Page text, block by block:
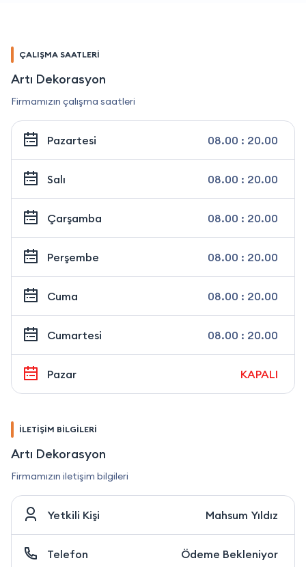
ÇALIŞMA SAATLERİ
Artı Dekorasyon
Firmamızın çalışma saatleri
Pazartesi 08.00 : 20.00
Salı 08.00 : 20.00
Çarşamba 08.00 : 20.00
Perşembe 08.00 : 20.00
Cuma 08.00 : 20.00
Cumartesi 08.00 : 20.00
Pazar KAPALI
İLETİŞİM BİLGİLERİ
Artı Dekorasyon
Firmamızın iletişim bilgileri
Yetkili Kişi Mahsum Yıldız
Telefon Ödeme Bekleniyor